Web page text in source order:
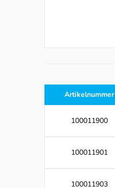
Artikelnummer
100011900
100011901
100011903